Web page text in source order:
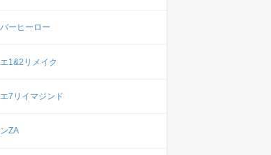
ーヒーロー
1&2リメイク
エ7リイマジンド
ZA